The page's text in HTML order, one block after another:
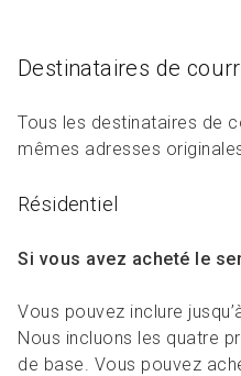
Destinataires de
Tous les destinataires de
mêmes adresses
Résidentiel
Si vous avez acheté le
Vous pouvez inclure
Nous incluons les quatre
de base. Vous pouvez